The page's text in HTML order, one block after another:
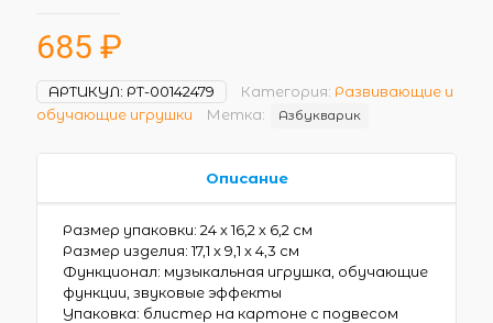
685 ₽
АРТИКУЛ: РТ-00142479 Категория: Развивающие и
обучающие игрушки
Метка: Азбукварик
Описание
Размер упаковки: 24 х 16,2 х 6,2 см
Размер изделия: 17,1 х 9,1 х 4,3 см
Функционал: музыкальная игрушка, обучающие
функции, звуковые эффекты
Упаковка: блистер на картоне с подвесом